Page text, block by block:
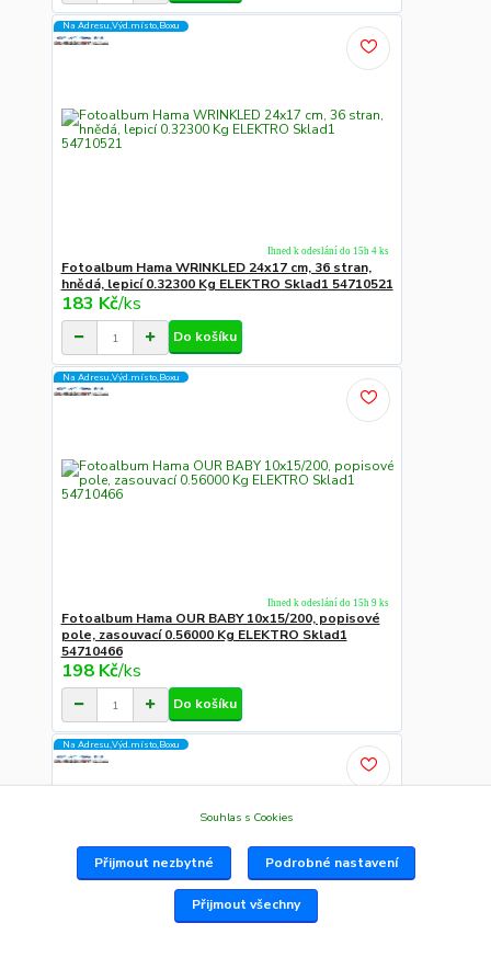
Na Adresu,Výd.místo,Boxu
Fotoalbum Hama WRINKLED 24x17 cm, 36 stran,
hnědá, lepicí 0.32300 Kg ELEKTRO Sklad1 54710521
183 Kč/ks
Ihned k odeslání do 15h 4 ks
Do košíku
Na Adresu,Výd.místo,Boxu
Fotoalbum Hama OUR BABY 10x15/200, popisové
pole, zasouvací 0.56000 Kg ELEKTRO Sklad1
54710466
198 Kč/ks
Ihned k odeslání do 15h 9 ks
Do košíku
Na Adresu,Výd.místo,Boxu
Souhlas s Cookies
Přijmout nezbytné Podrobné nastavení
Přijmout všechny